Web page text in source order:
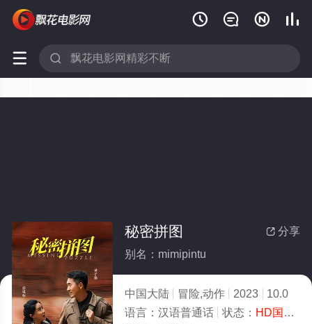
   
 
 分享
秘密拼图
别名：mimipintu
中国大陆 冒险,动作 2023
10.0
语言： 汉语普通话 状态： HD国语